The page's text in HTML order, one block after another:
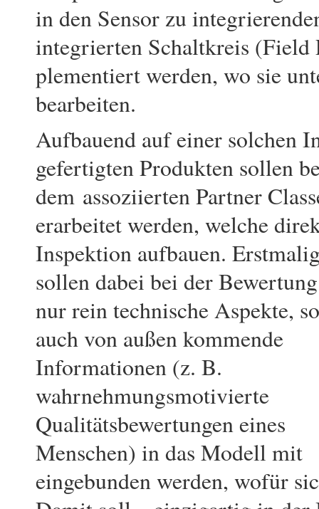
in den Sensor zu
integrierten Schaltkreis
plementiert werden, wo sie
bearbeiten.
Aufbauend auf einer solchen
gefertigten Produkten sollen
dem assoziierten Partner
erarbeitet werden, welche
Inspektion aufbauen.
sollen dabei bei der
nur rein technische Aspekte,
auch von außen kommende
Informationen (z. B.
wahrnehmungsmoti­vierte
Qualitätsbewertungen eines
Menschen) in das Modell mit
eingebunden werden, wofür